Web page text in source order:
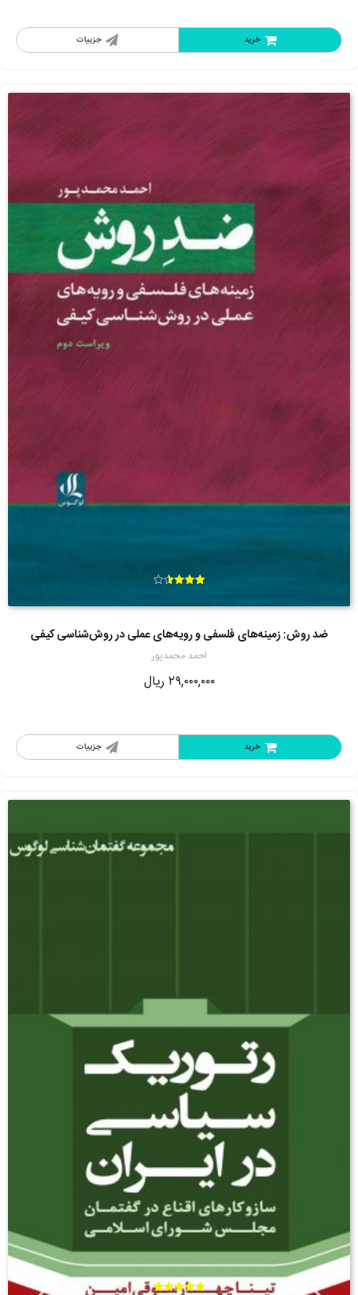
جزییات خرید
ضد روش: زمینه‌های فلسفی و رویه‌های عملی در روش‌شناسی کیفی
احمد محمدپور
از 5
۲۹,۰۰۰,۰۰۰ ریال
جزییات خرید